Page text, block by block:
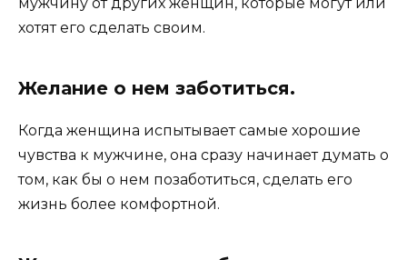
хотят его сделать своим.
Желание о нем заботиться.
Когда женщина испытывает самые хорошие
чувства к мужчине, она сразу начинает думать о
том, как бы о нем позаботиться, сделать его
жизнь более комфортной.